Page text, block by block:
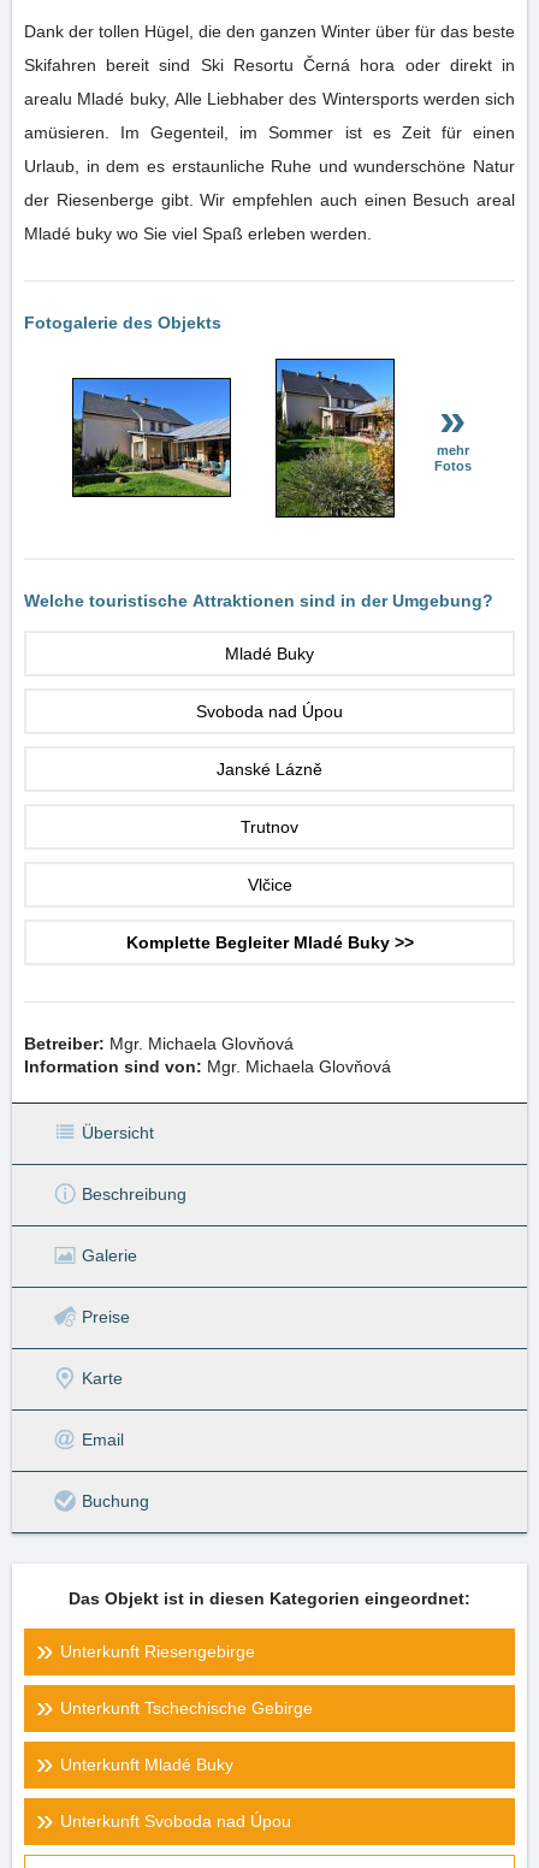
Dank der tollen Hügel, die den ganzen Winter über für das beste
Skifahren bereit sind Ski Resortu Černá hora oder direkt in
arealu Mladé buky, Alle Liebhaber des Wintersports werden sich
amüsieren. Im Gegenteil, im Sommer ist es Zeit für einen
Urlaub, in dem es erstaunliche Ruhe und wunderschöne Natur
der Riesenberge gibt. Wir empfehlen auch einen Besuch areal
Mladé buky wo Sie viel Spaß erleben werden.
Fotogalerie des Objekts
»
mehr
Fotos
Welche touristische Attraktionen sind in der Umgebung?
Mladé Buky
Svoboda nad Úpou
Janské Lázně
Trutnov
Vlčice
Komplette Begleiter Mladé Buky >>
Betreiber: Mgr. Michaela Glovňová
Information sind von: Mgr. Michaela Glovňová
Übersicht
Beschreibung
Galerie
Preise
Karte
Email
Buchung
Das Objekt ist in diesen Kategorien eingeordnet:
Unterkunft Riesengebirge
Unterkunft Tschechische Gebirge
Unterkunft Mladé Buky
Unterkunft Svoboda nad Úpou